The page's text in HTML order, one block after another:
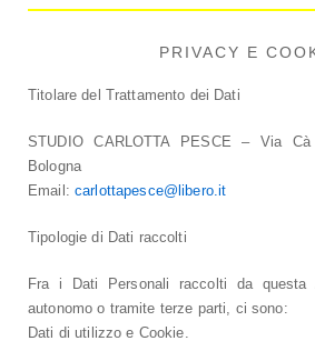
PRIVACY E
Titolare del Trattamento dei Dati
STUDIO CARLOTTA PESCE – Via
Bologna
Email: carlottapesce@libero.it
Tipologie di Dati raccolti
Fra i Dati Personali raccolti da questa
autonomo o tramite terze parti, ci sono:
Dati di utilizzo e Cookie.